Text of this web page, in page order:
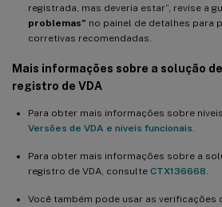
registrada, mas deveria estar”, revise a
problemas” no painel de detalhes para
corretivas recomendadas.
Mais informações sobre a solução
registro de VDA
Para obter mais informações sobre
Versões de VDA e níveis funcionais
Para obter mais informações sobre a
registro de VDA, consulte CTX136668
Você também pode usar as verificações